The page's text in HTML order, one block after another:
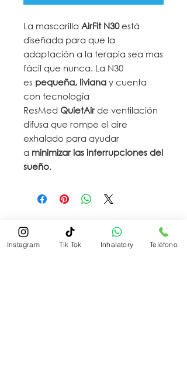
La mascarilla AirFit N30está
diseñada para que la
adaptación a la terapia sea mas
fácil que nunca. La N30
es pequeña, liviana y cuenta
con tecnología
ResMed QuietAirde ventilación
difusa que rompe el aire
exhalado para ayudar
a minimizar las interrupciones del
sueño.
Instagram Tik Tok Inhalatory Teléfono